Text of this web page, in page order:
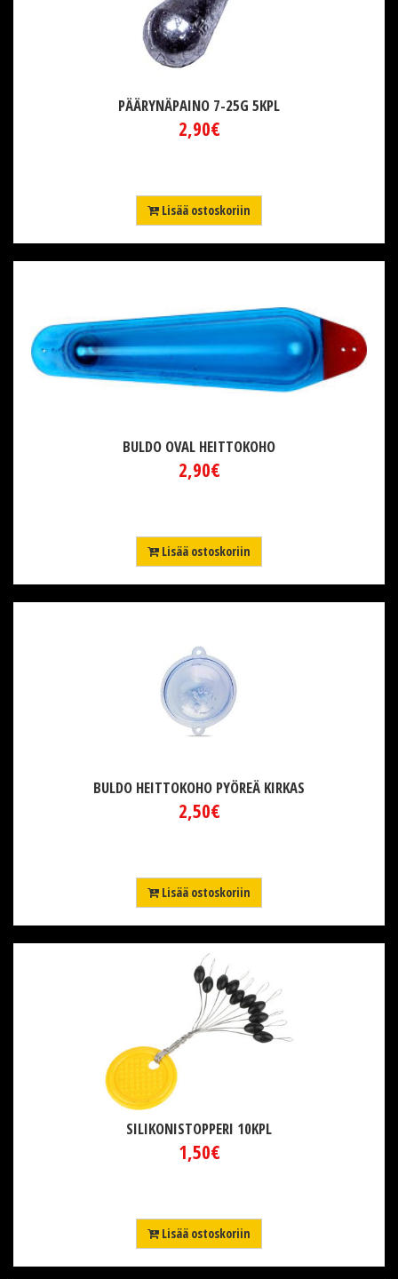
PÄÄRYNÄPAINO 7-25G 5KPL
2,90€
Lisää ostoskoriin
BULDO OVAL HEITTOKOHO
2,90€
Lisää ostoskoriin
BULDO HEITTOKOHO PYÖREÄ KIRKAS
2,50€
Lisää ostoskoriin
SILIKONISTOPPERI 10KPL
1,50€
Lisää ostoskoriin